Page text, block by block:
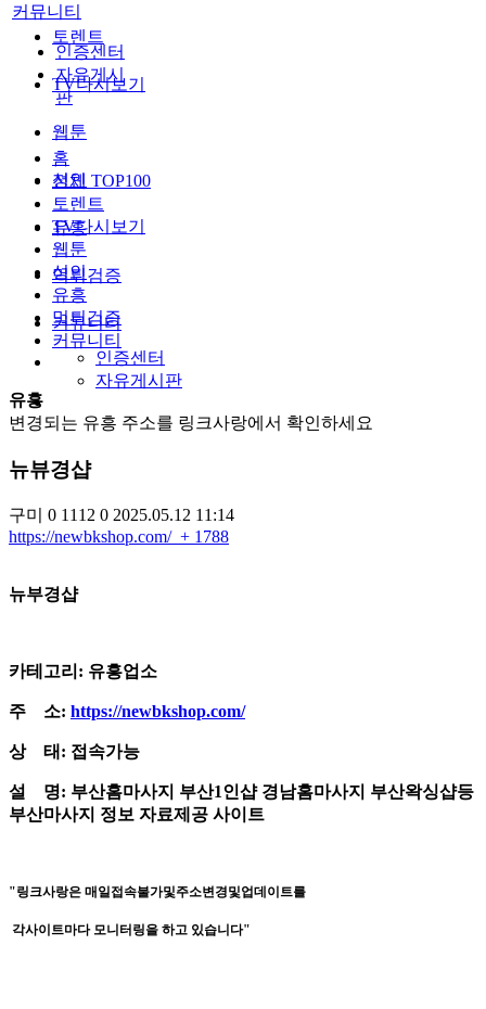
토렌트
TV다시보기
웹툰
성인
유흥
먹튀검증
커뮤니티
인증센터
자유게시판
커뮤니티
인증센터
자유게시
판
홈
전체 TOP100
토렌트
TV다시보기
웹툰
성인
유흥
먹튀검증
커뮤니티
유흥
변경되는 유흥 주소를 링크사랑에서 확인하세요
뉴뷰경샵
구미 0 1112 0 2025.05.12 11:14
https://newbkshop.com/ + 1788
뉴부경샵
카테고리: 유흥업소
주 소: https://newbkshop.com/
상 태: 접속가능
설 명: 부산홈마사지 부산1인샵 경남홈마사지 부산왁싱샵등
부산마사지 정보 자료제공 사이트
​"링크사랑은 매일접속불가및주소변경및업데이트를
각사이트마다 모니터링을 하고 있습니다"